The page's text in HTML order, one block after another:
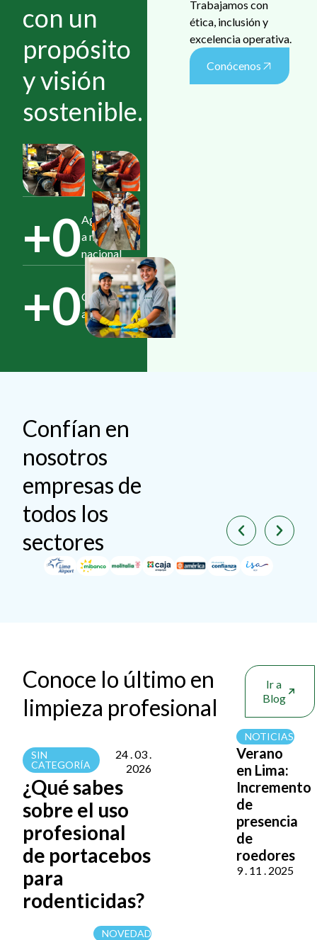
con un
propósito
y visión
sostenible.
Agencias
a nivel
nacional
+0
Clientes
activos
+0
Trabajamos con
ética, inclusión y
excelencia operativa.
Conócenos
Confían en
nosotros
empresas de
todos los
sectores
Conoce lo último en
limpieza profesional
Ir a
Blog
SIN
CATEGORÍA
24 . 03 .
2026
¿Qué sabes
sobre el uso
profesional
de portacebos
para
rodenticidas?
NOTICIAS
Verano
en Lima:
Incremento
de
presencia
de
roedores
9 . 11 . 2025
NOVEDADES